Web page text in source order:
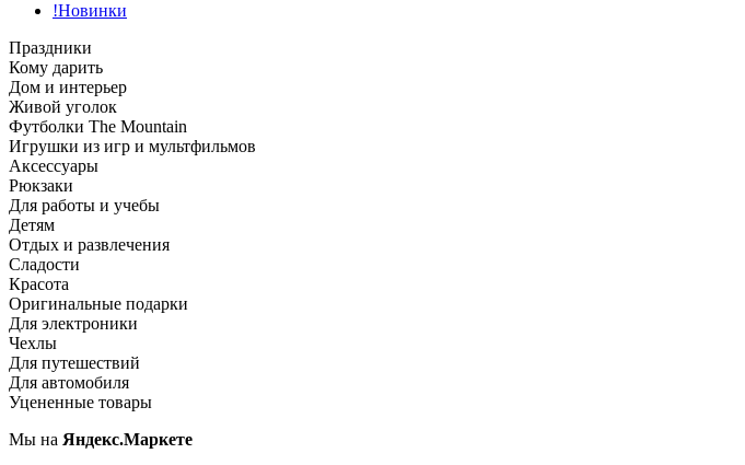
!Новинки
Праздники
Кому дарить
Дом и интерьер
Живой уголок
Футболки The Mountain
Игрушки из игр и мультфильмов
Аксессуары
Рюкзаки
Для работы и учебы
Детям
Отдых и развлечения
Сладости
Красота
Оригинальные подарки
Для электроники
Чехлы
Для путешествий
Для автомобиля
Уцененные товары
Мы на Яндекс.Маркете